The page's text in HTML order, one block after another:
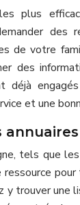
plus
des
de votre
des
déjà
et une
tels que
y trouver une